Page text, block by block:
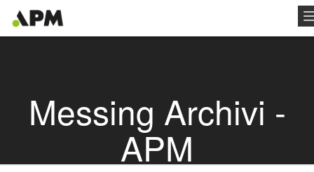
Messing Archivi -
APM